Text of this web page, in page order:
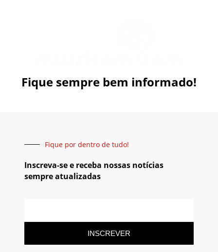
Fique sempre bem informado!
Fique por dentro de tudo!
Inscreva-se e receba nossas notícias
sempre atualizadas
INSCREVER